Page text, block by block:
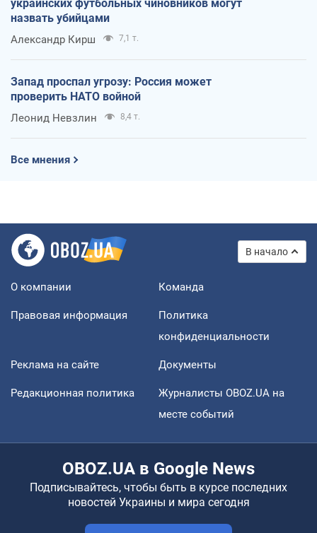
украинских футбольных чиновников могут
назвать убийцами
Александр Кирш 7,1 т.
Запад проспал угрозу: Россия может
проверить НАТО войной
Леонид Невзлин 8,4 т.
Все мнения
В начало
О компании Команда
Правовая информация
Политика
конфиденциальности
Реклама на сайте Документы
Редакционная политика
Журналисты OBOZ.UA на
месте событий
OBOZ.UA в Google News
Подписывайтесь, чтобы быть в курсе последних
новостей Украины и мира сегодня